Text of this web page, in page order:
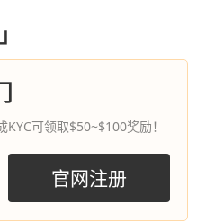
KYC可领取$50~$100奖励！
官网注册